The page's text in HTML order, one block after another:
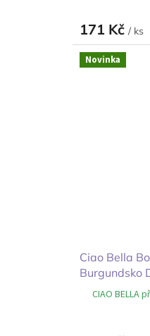
171 Kč / ks
Novinka
Ciao Bella
Burgundsko
CIAO BELLA